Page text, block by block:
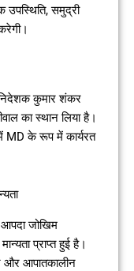
समुद्री
कुमार शंकर
का स्थान लिया है।
MD के रूप में कार्यरत
जोखिम
प्राप्त हुई है।
और आपातकालीन